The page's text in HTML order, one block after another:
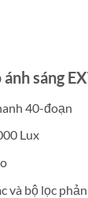
sáng
40-đoạn
Lux
và bộ lọc